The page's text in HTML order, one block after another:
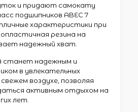
и придают самокату
подшипников ABEC 7
характеристики при
резина на
надежный хват.
станет надежным и
в увлекательных
воздухе, позволяя
активным отдыхом на
лет.